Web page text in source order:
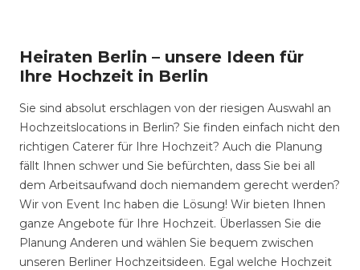
Heiraten Berlin – unsere Ideen für
Ihre Hochzeit in Berlin
Sie sind absolut erschlagen von der riesigen Auswahl an
Hochzeitslocations in Berlin? Sie finden einfach nicht den
richtigen Caterer für Ihre Hochzeit? Auch die Planung
fällt Ihnen schwer und Sie befürchten, dass Sie bei all
dem Arbeitsaufwand doch niemandem gerecht werden?
Wir von Event Inc haben die Lösung! Wir bieten Ihnen
ganze Angebote für Ihre Hochzeit. Überlassen Sie die
Planung Anderen und wählen Sie bequem zwischen
unseren Berliner Hochzeitsideen. Egal welche Hochzeit